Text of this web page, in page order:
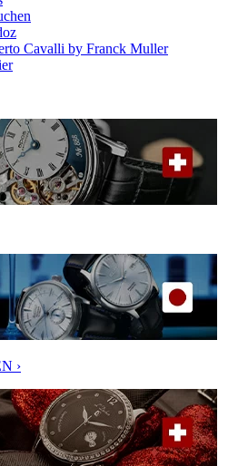
Cavalli by Franck Muller
›